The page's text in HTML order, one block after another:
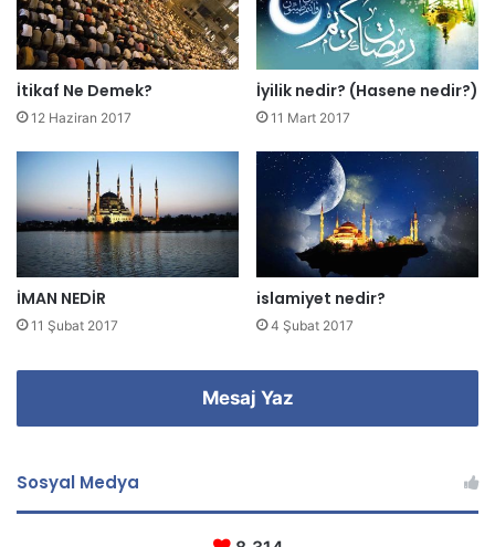
i
n
i
z
g
i
i
n
İtikaf Ne Demek?
12 Haziran 2017
İyilik nedir? (Hasene nedir?)
11 Mart 2017
İMAN NEDİR
11 Şubat 2017
islamiyet nedir?
4 Şubat 2017
Mesaj Yaz
Sosyal Medya